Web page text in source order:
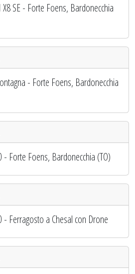
SE - Forte Foens, Bardonecchia
- Forte Foens, Bardonecchia
- Forte Foens, Bardonecchia (TO)
- Ferragosto a Chesal con Drone